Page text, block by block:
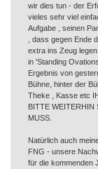
wir dies tun - der
vieles sehr viel
Aufgabe , seinen
, dass gegen Ende
extra ins Zeug
in 'Standing
Ergebnis von
Bühne, hinter der
Theke , Kasse etc
BITTE WEITERHIN
MUSS.
Natürlich auch
FNG - unsere
für die kommenden